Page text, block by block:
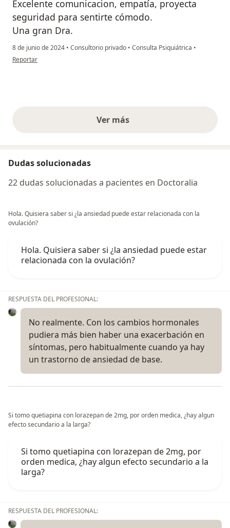
Excelente comunicacion, empatía, proyecta
seguridad para sentirte cómodo.
Una gran Dra.
8 de junio de 2024 • Consultorio privado • Consulta Psiquiátrica •
en opinión del usuario Alan Be
Reportar
Ver másopiniones anteriores
Dudas solucionadas
22 dudas solucionadas a pacientes en Doctoralia
Hola. Quisiera saber si ¿la ansiedad puede estar relacionada con la
ovulación?
Hola. Quisiera saber si ¿la ansiedad puede estar
relacionada con la ovulación?
RESPUESTA DEL PROFESIONAL:
No realmente. Con los cambios hormonales
pudiera más bien haber una exacerbación en
síntomas, pero habitualmente cuando ya hay
un trastorno de ansiedad de base.
Si tomo quetiapina con lorazepan de 2mg, por orden medica, ¿hay algun
efecto secundario a la larga?
Si tomo quetiapina con lorazepan de 2mg, por
orden medica, ¿hay algun efecto secundario a la
larga?
RESPUESTA DEL PROFESIONAL: